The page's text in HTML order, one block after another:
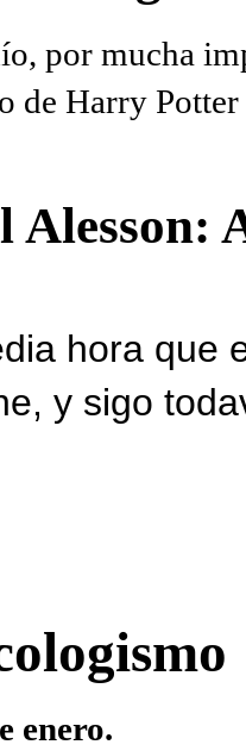
por mucha
de Harry
Alesson:
hora que
y sigo
enero.